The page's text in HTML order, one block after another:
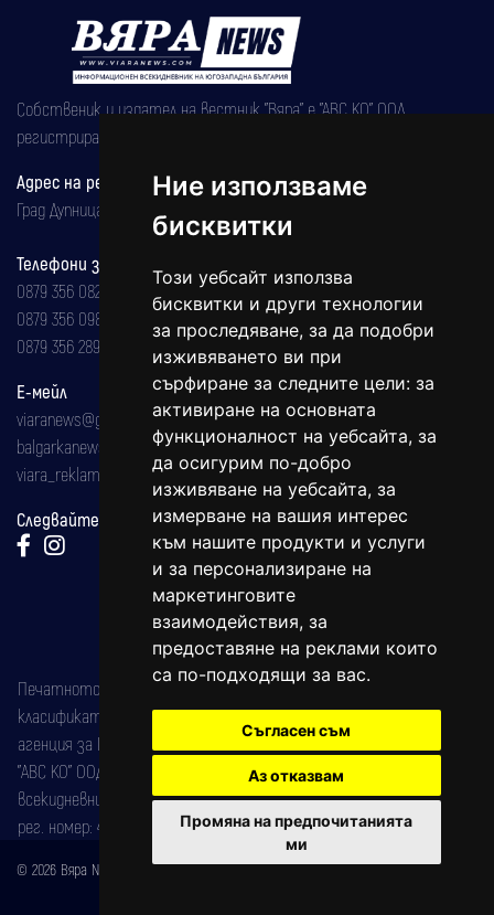
Ние използваме
бисквитки
Този уебсайт използва
бисквитки и други технологии
за проследяване, за да подобри
изживяването ви при
сърфиране за следните цели: за
активиране на основната
функционалност на уебсайта, за
да осигурим по-добро
изживяване на уебсайта, за
измерване на вашия интерес
към нашите продукти и услуги
и за персонализиране на
маркетинговите
взаимодействия, за
предоставяне на реклами които
са по-подходящи за вас.
Съгласен съм
Аз отказвам
Промяна на предпочитанията
ми
Собственик и издател на вестник "Вяра" е "АВС КО" ООД,
регистрирана на 08.05.2002 година.
Адрес на редакцията
Град Дупница, ул.''Христо Ботев" 43
Телефони за реклама и абонаменти
0879 356 082
0879 356 098
0879 356 289
Е-мейл
viaranews@gmail.com
balgarkanews@gmail.com
viara_reklama@mail.bg
Следвайте ни:
Печатното издание на вестника е регистрирано в националния
класификатор на печатните издания (Българска национална
агенция за ISSN) под номер: ISSN 1312-4722.
"АВС КО" ООД е притежател на марката: Вяра информационен
всекидневник на югозападна България, със свидетелство за марка
рег. номер: 47857/11.05.2004 година.
© 2026 Вяра News Всички права запазени!